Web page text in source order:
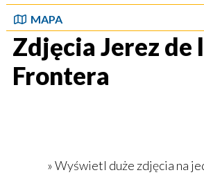
MAPA
Zdjęcia Jerez de
Frontera
» Wyświetl duże zdjęcia na